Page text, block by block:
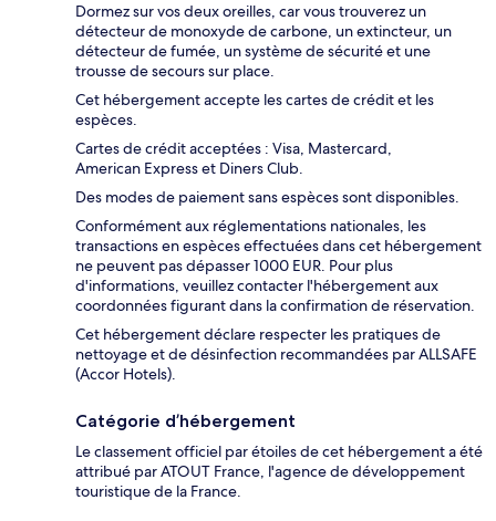
Dormez sur vos deux oreilles, car vous trouverez un
détecteur de monoxyde de carbone, un extincteur, un
détecteur de fumée, un système de sécurité et une
trousse de secours sur place.
Cet hébergement accepte les cartes de crédit et les
espèces.
Cartes de crédit acceptées : Visa, Mastercard,
American Express et Diners Club.
Des modes de paiement sans espèces sont disponibles.
Conformément aux réglementations nationales, les
transactions en espèces effectuées dans cet hébergement
ne peuvent pas dépasser 1000 EUR. Pour plus
d'informations, veuillez contacter l'hébergement aux
coordonnées figurant dans la confirmation de réservation.
Cet hébergement déclare respecter les pratiques de
nettoyage et de désinfection recommandées par ALLSAFE
(Accor Hotels).
Catégorie d’hébergement
Le classement officiel par étoiles de cet hébergement a été
attribué par ATOUT France, l'agence de développement
touristique de la France.